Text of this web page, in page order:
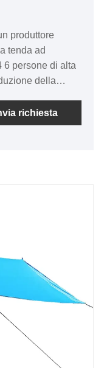
produttore
tenda ad
6 persone di alta
della
speranza di
da
richiesta